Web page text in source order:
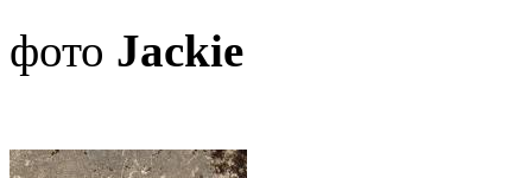
фото Jackie